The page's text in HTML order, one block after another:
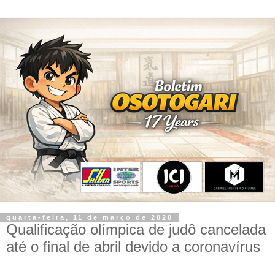
quarta-feira, 11 de março de 2020
Qualificação olímpica de judô cancelada
até o final de abril devido a coronavírus